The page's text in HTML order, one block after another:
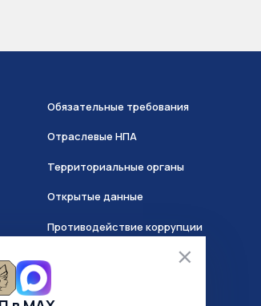
Обязательные требования
Отраслевые НПА
Территориальные органы
Открытые данные
Противодействие коррупции
О системе ГИИС ДМДК